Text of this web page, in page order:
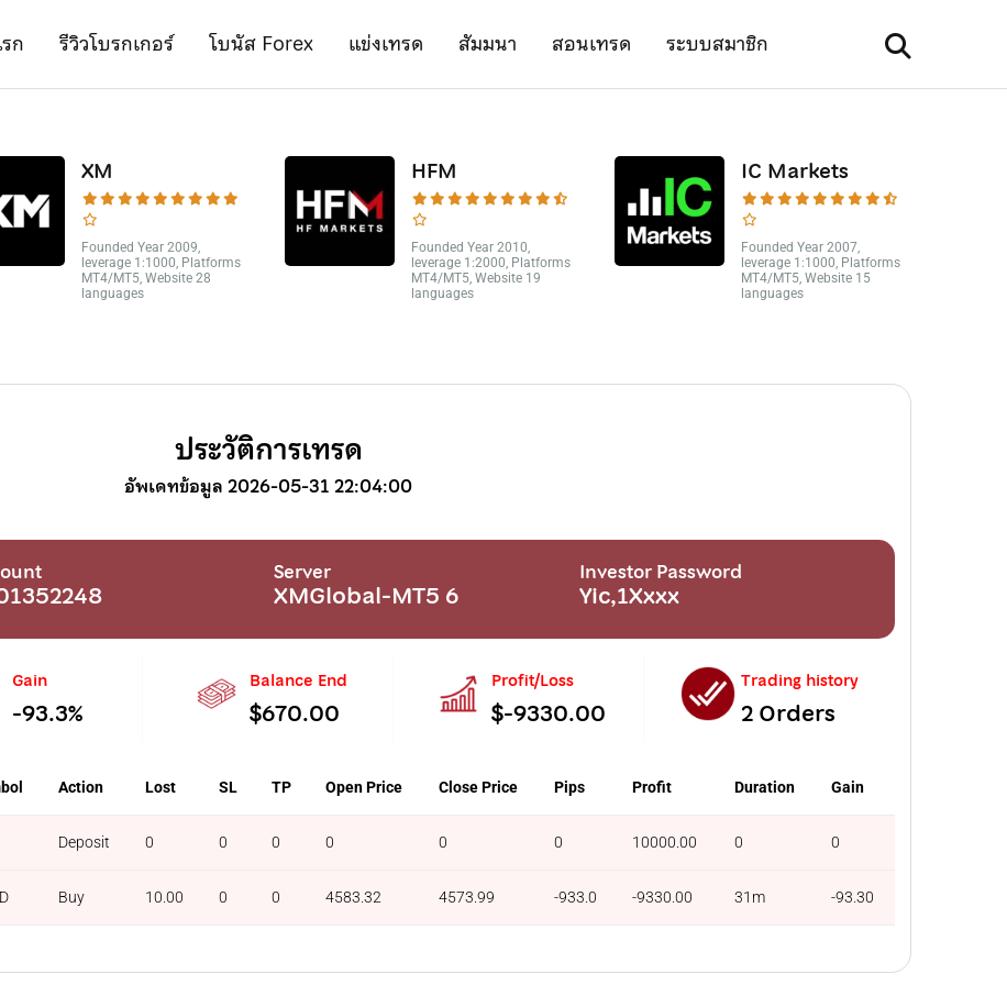
ก รีวิวโบรกเกอร์ โบนัส Forex แข่งเทรด สัมมนา สอนเทรด ระบบสมาชิก
XM
Founded Year 2009,
leverage 1:1000, Platforms
MT4/MT5, Website 28
languages
HFM
Founded Year 2010,
leverage 1:2000, Platforms
MT4/MT5, Website 19
languages
IC Markets
Founded Year 2007,
leverage 1:1000, Platforms
MT4/MT5, Website 15
languages
ประวัติการเทรด
อัพเดทข้อมูล 2026-05-31 22:04:00
Server
XMGlobal-MT5 6
Investor Password
Yic,1Xxxx
Gain
-93.3%
Balance End
$670.00
Profit/Loss
$-9330.00
Trading history
2 Orders
Action Lost SL TP Open Price Close Price Pips Profit Duration Gain
Deposit 0 0 0 0 0 0 10000.00 0 0
Buy 10.00 0 0 4583.32 4573.99 -933.0 -9330.00 31m -93.30